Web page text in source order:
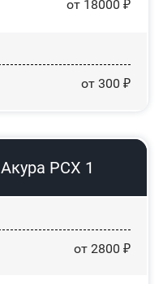
от 18000 ₽
от 300 ₽
РСХ 1
от 2800 ₽